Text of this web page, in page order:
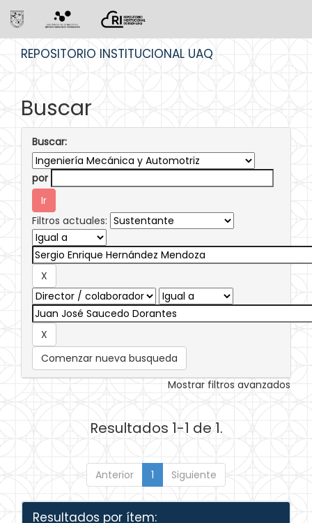
REPOSITORIO INSTITUCIONAL UAQ
Buscar
Buscar:
por
Filtros actuales:
Comenzar nueva busqueda
Mostrar filtros avanzados
Resultados 1-1 de 1.
Anterior 1 Siguiente
Resultados por ítem: